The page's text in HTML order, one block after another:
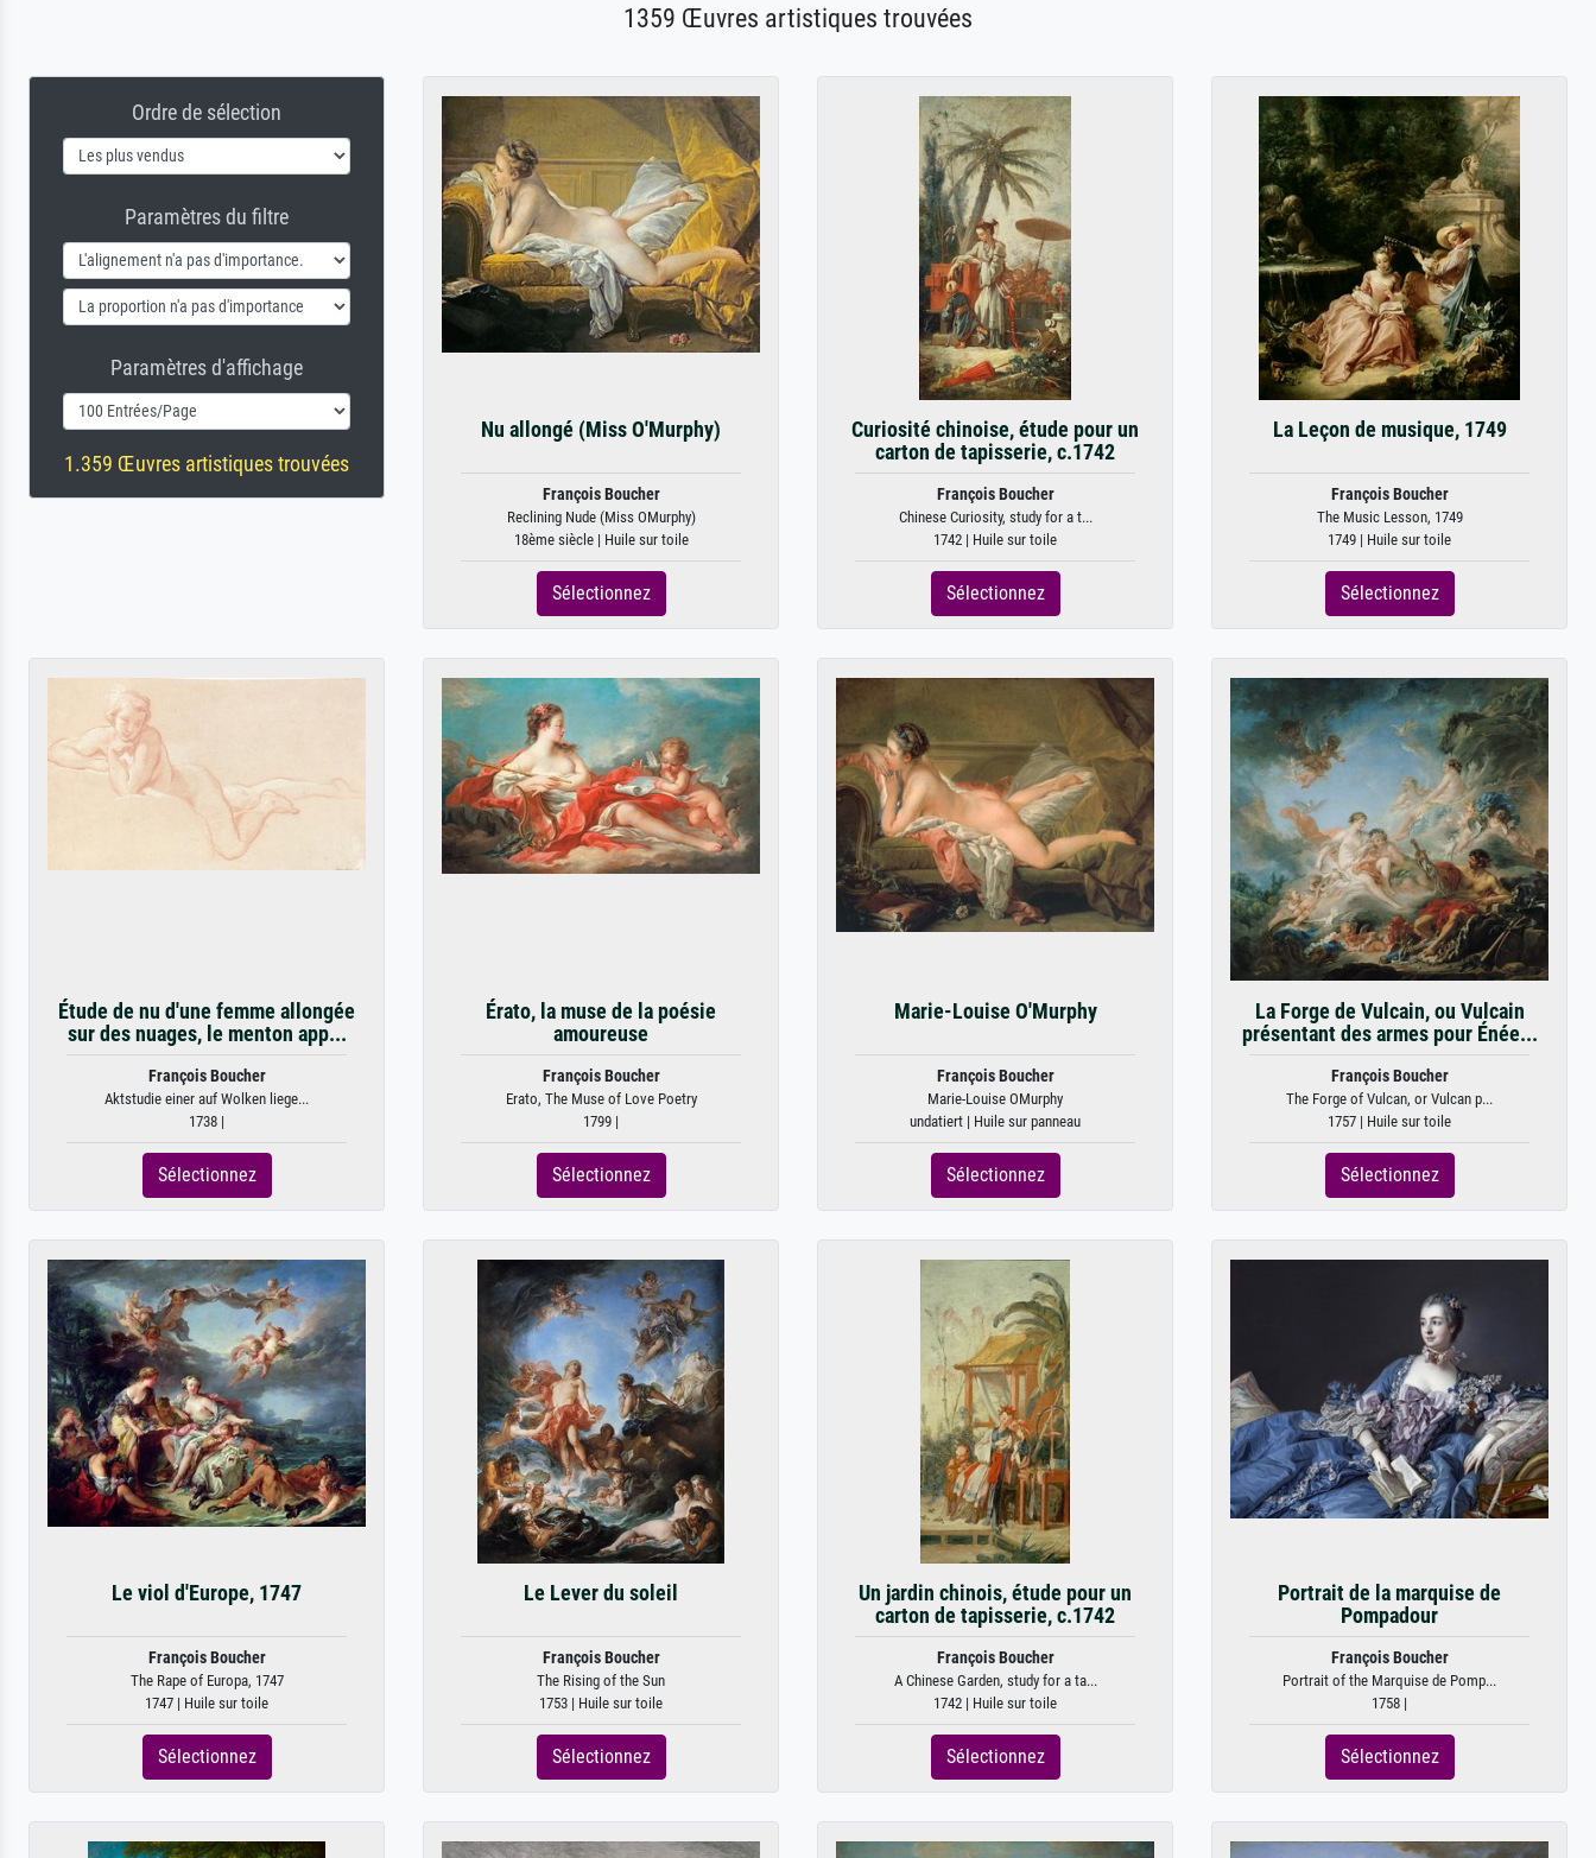
1359 Œuvres artistiques trouvées
Ordre de sélection
Paramètres du filtre
Paramètres d'affichage
1.359 Œuvres artistiques trouvées
Nu allongé (Miss O'Murphy)
François Boucher
Reclining Nude (Miss OMurphy)
18ème siècle | Huile sur toile
Sélectionnez
Curiosité chinoise, étude pour un
carton de tapisserie, c.1742
François Boucher
Chinese Curiosity, study for a t...
1742 | Huile sur toile
Sélectionnez
La Leçon de musique, 1749
François Boucher
The Music Lesson, 1749
1749 | Huile sur toile
Sélectionnez
Étude de nu d'une femme allongée
sur des nuages, le menton app...
François Boucher
Aktstudie einer auf Wolken liege...
1738 |
Sélectionnez
Érato, la muse de la poésie
amoureuse
François Boucher
Erato, The Muse of Love Poetry
1799 |
Sélectionnez
Marie-Louise O'Murphy
François Boucher
Marie-Louise OMurphy
undatiert | Huile sur panneau
Sélectionnez
La Forge de Vulcain, ou Vulcain
présentant des armes pour Énée...
François Boucher
The Forge of Vulcan, or Vulcan p...
1757 | Huile sur toile
Sélectionnez
Le viol d'Europe, 1747
François Boucher
The Rape of Europa, 1747
1747 | Huile sur toile
Sélectionnez
Le Lever du soleil
François Boucher
The Rising of the Sun
1753 | Huile sur toile
Sélectionnez
Un jardin chinois, étude pour un
carton de tapisserie, c.1742
François Boucher
A Chinese Garden, study for a ta...
1742 | Huile sur toile
Sélectionnez
Portrait de la marquise de
Pompadour
François Boucher
Portrait of the Marquise de Pomp...
1758 |
Sélectionnez